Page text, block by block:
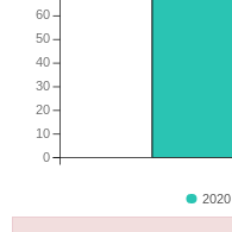
0
10
20
30
40
50
60
2020